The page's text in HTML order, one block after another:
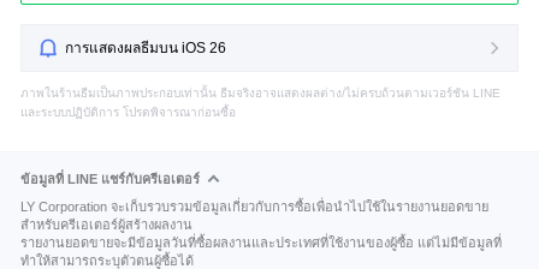
การแสดงผลธีมบน iOS 26
ภาพในร้านธีมเป็นภาพประกอบเท่านั้น ธีมจริงอาจแสดงผลต่าง/ไม่ครบถ้วนตามเวอร์ชัน LINE
และระบบปฏิบัติการ โปรดพิจารณาก่อนซื้อ
ข้อมูลที่ LINE แชร์กับครีเอเตอร์
LY Corporation จะเก็บรวบรวมข้อมูลเกี่ยวกับการซื้อเพื่อนำไปใช้ในรายงานยอดขาย
สำหรับครีเอเตอร์ผู้สร้างผลงาน
รายงานยอดขายจะมีข้อมูลวันที่ซื้อผลงานและประเทศที่ใช้งานของผู้ซื้อ แต่ไม่มีข้อมูลที่
ทำให้สามารถระบุตัวตนผู้ซื้อได้